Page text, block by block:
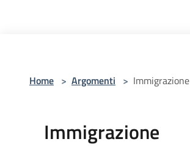
Home > Argomenti > Immigrazione
Immigrazione